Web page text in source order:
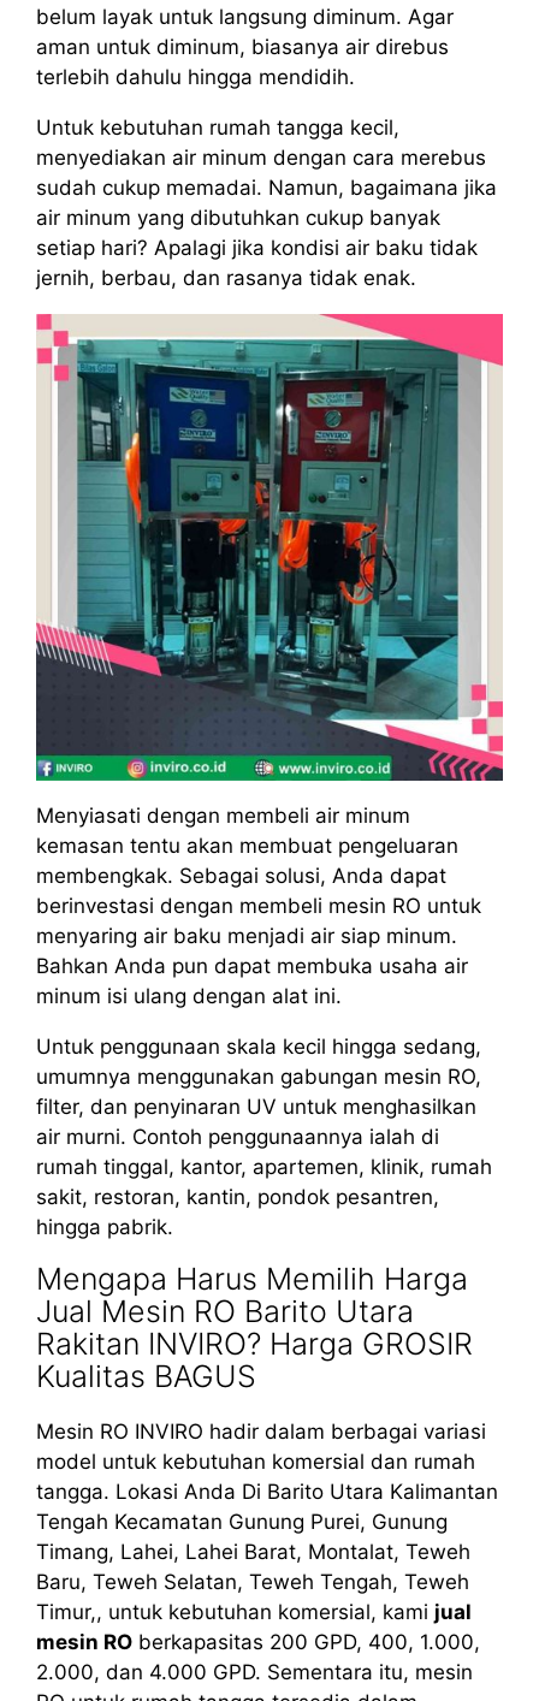
belum layak untuk langsung diminum. Agar
aman untuk diminum, biasanya air direbus
terlebih dahulu hingga mendidih.
Untuk kebutuhan rumah tangga kecil,
menyediakan air minum dengan cara merebus
sudah cukup memadai. Namun, bagaimana jika
air minum yang dibutuhkan cukup banyak
setiap hari? Apalagi jika kondisi air baku tidak
jernih, berbau, dan rasanya tidak enak.
Menyiasati dengan membeli air minum
kemasan tentu akan membuat pengeluaran
membengkak. Sebagai solusi, Anda dapat
berinvestasi dengan membeli mesin RO untuk
menyaring air baku menjadi air siap minum.
Bahkan Anda pun dapat membuka usaha air
minum isi ulang dengan alat ini.
Untuk penggunaan skala kecil hingga sedang,
umumnya menggunakan gabungan mesin RO,
filter, dan penyinaran UV untuk menghasilkan
air murni. Contoh penggunaannya ialah di
rumah tinggal, kantor, apartemen, klinik, rumah
sakit, restoran, kantin, pondok pesantren,
hingga pabrik.
Mengapa Harus Memilih Harga
Jual Mesin RO Barito Utara
Rakitan INVIRO? Harga GROSIR
Kualitas BAGUS
Mesin RO INVIRO hadir dalam berbagai variasi
model untuk kebutuhan komersial dan rumah
tangga. Lokasi Anda Di Barito Utara Kalimantan
Tengah Kecamatan Gunung Purei, Gunung
Timang, Lahei, Lahei Barat, Montalat, Teweh
Baru, Teweh Selatan, Teweh Tengah, Teweh
Timur,, untuk kebutuhan komersial, kami jual
mesin RO berkapasitas 200 GPD, 400, 1.000,
2.000, dan 4.000 GPD. Sementara itu, mesin